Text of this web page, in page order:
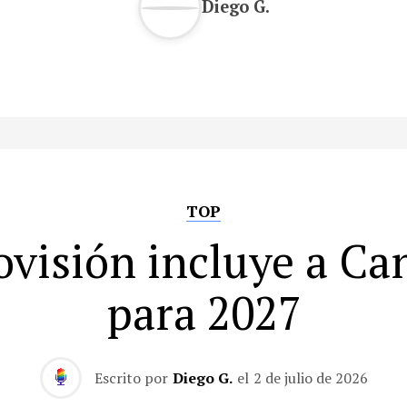
Diego G.
TOP
incluye a
para 2027
Escrito por Diego G. el 2 de julio de 2026